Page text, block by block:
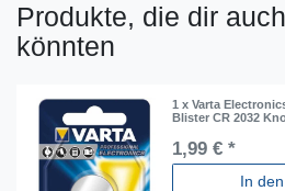
Produkte, die dir
könnten
1 x Varta
Blister CR 2032
1,99 € *
In